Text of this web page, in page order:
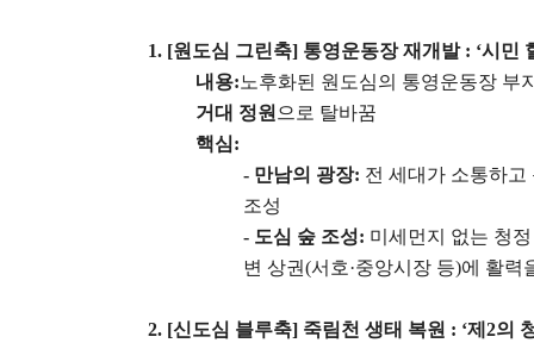
1. [원도심 그린축] 통영운동장 재개발 : ‘시민
내용: 노후화된 원도심의 통영운동장
거대 정원 으로 탈바꿈
핵심:
- 만남의 광장: 전 세대가 소통하
조성
- 도심 숲 조성: 미세먼지 없는 청
변 상권(서호·중앙시장 등)에 활력
2. [신도심 블루축] 죽림천 생태 복원 : ‘제 2의